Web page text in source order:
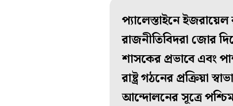
প্যালেস্তাইনে ইজরায়েল
রাজনীতিবিদরা জোর
শাসকের প্রভাবে এবং
রাষ্ট্র গঠনের প্রক্রিয়া
আন্দোলনের সূত্রে